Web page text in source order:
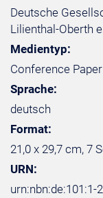
Deutsche
Lilienthal-Oberth
Medientyp:
Conference Paper
Sprache:
deutsch
Format:
21,0 x 29,7 cm, 7
URN:
urn:nbn:de:101:1-